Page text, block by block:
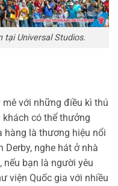
Universal Studios.
với những điều kì thú
có thể thưởng
hàng là thương hiệu nổi
nghe hát ở nhà
nếu bạn là người yêu
viện Quốc gia với nhiều